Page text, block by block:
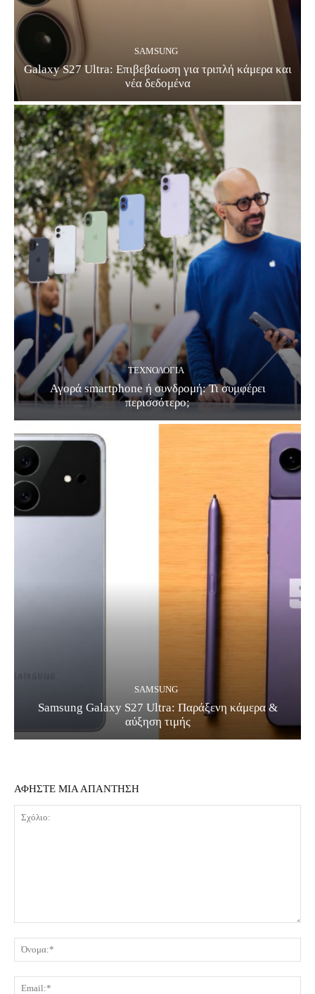
SAMSUNG
Galaxy S27 Ultra: Επιβεβαίωση για τριπλή κάμερα και
νέα δεδομένα
ΤΕΧΝΟΛΟΓΊΑ
Αγορά smartphone ή συνδρομή: Τι συμφέρει
περισσότερο;
SAMSUNG
Samsung Galaxy S27 Ultra: Παράξενη κάμερα &
αύξηση τιμής
ΑΦΗΣΤΕ ΜΙΑ ΑΠΑΝΤΗΣΗ